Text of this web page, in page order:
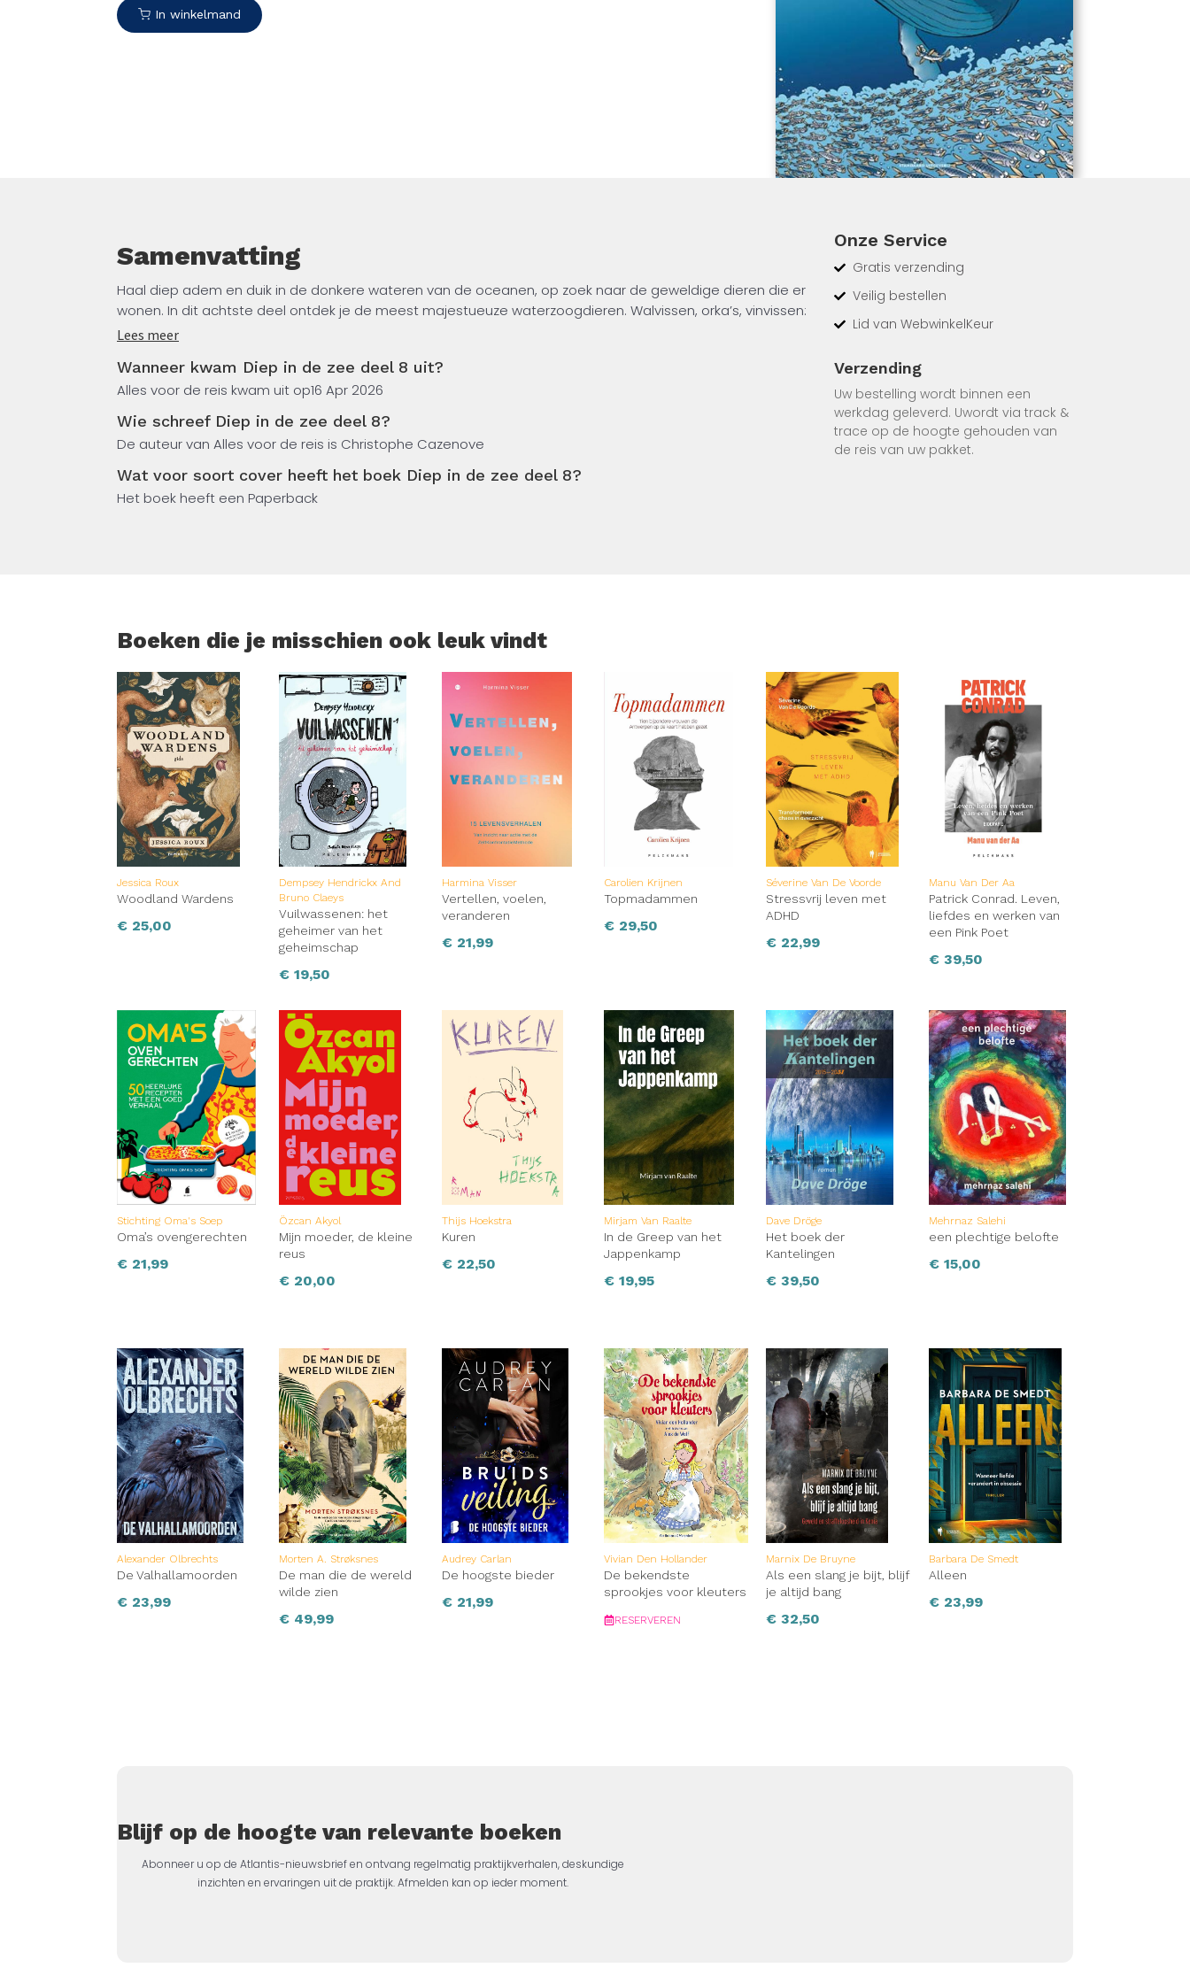
deze fascinerende wereld te ontdekken!
In winkelmand
Samenvatting
Haal diep adem en duik in de donkere wateren van de oceanen, op zoek naar de geweldige dieren die er
wonen. In dit achtste deel ontdek je de meest majestueuze waterzoogdieren. Walvissen, orka’s, vinvissen:
kom mee, Diep in de zee, en ontdek de geheimen van deze walvisachtigen.
Zet je schrap: een duikbril en snorkel zijn aangeraden om deze fascinerende wereld te ontdekken!
Lees meer
Wanneer kwam Diep in de zee deel 8 uit?
Alles voor de reis kwam uit op16 Apr 2026
Wie schreef Diep in de zee deel 8?
De auteur van Alles voor de reis is Christophe Cazenove
Wat voor soort cover heeft het boek Diep in de zee deel 8?
Het boek heeft een Paperback
Onze Service
Gratis verzending
Veilig bestellen
Lid van WebwinkelKeur
Verzending
Uw bestelling wordt binnen een
werkdag geleverd. Uwordt via track &
trace op de hoogte gehouden van
de reis van uw pakket.
Boeken die je misschien ook leuk vindt
Jessica Roux
Woodland Wardens
€ 25,00
Dempsey Hendrickx And
Bruno Claeys
Vuilwassenen: het
geheimer van het
geheimschap
€ 19,50
Harmina Visser
Vertellen, voelen,
veranderen
€21,99
Carolien Krijnen
Topmadammen
€29,50
Séverine Van De Voorde
Stressvrij leven met
ADHD
€ 22,99
Manu Van Der Aa
Patrick Conrad. Leven,
liefdes en werken van
een Pink Poet
€39,50
Stichting Oma's Soep
Oma’s ovengerechten
€ 21,99
Özcan Akyol
Mijn moeder, de kleine
reus
€ 20,00
Thijs Hoekstra
Kuren
€22,50
Mirjam Van Raalte
In de Greep van het
Jappenkamp
€19,95
Dave Dröge
Het boek der
Kantelingen
€ 39,50
Mehrnaz Salehi
een plechtige belofte
€15,00
Alexander Olbrechts
De Valhallamoorden
€ 23,99
Morten A. Strøksnes
De man die de wereld
wilde zien
€ 49,99
Audrey Carlan
De hoogste bieder
€21,99
Vivian Den Hollander
De bekendste
sprookjes voor kleuters
RESERVEREN
Marnix De Bruyne
Als een slang je bijt, blijf
je altijd bang
€ 32,50
Barbara De Smedt
Alleen
€23,99
Blijf op de hoogte van relevante boeken
Abonneer u op de Atlantis-nieuwsbrief en ontvang regelmatig praktijkverhalen, deskundige
inzichten en ervaringen uit de praktijk. Afmelden kan op ieder moment.